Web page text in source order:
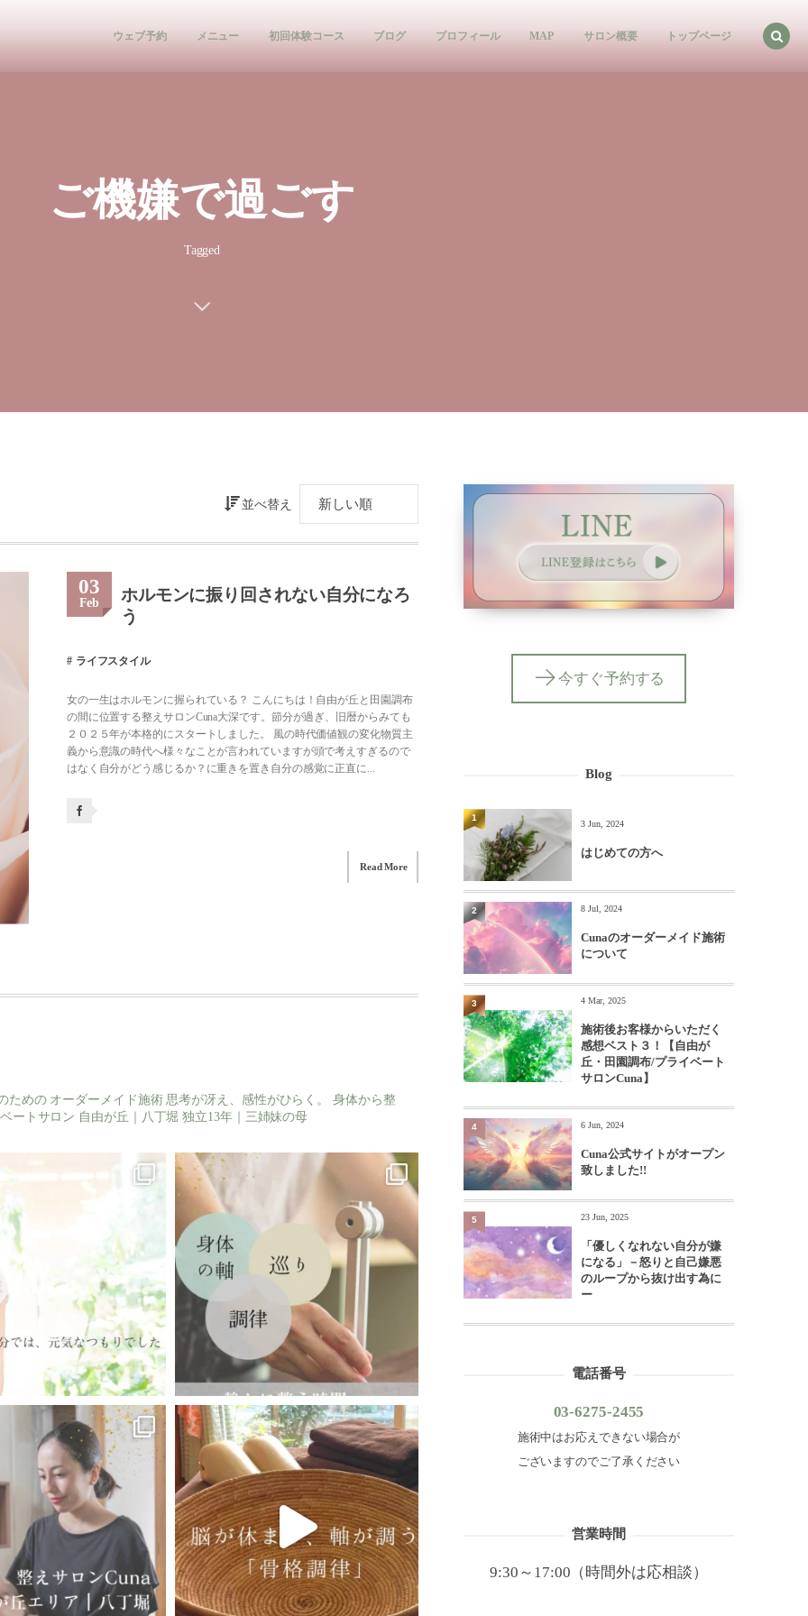
ウェブ予約 メニュー 初回体験コース ブログ プロフィール MAP サロン概要 トップページ
ご機嫌で過ごす
Tagged
並べ替え
03
Feb
ホルモンに振り回されない自分になろ
う
ライフスタイル
女の一生はホルモンに握られている？ こんにちは！自由が丘と田園調布
の間に位置する整えサロンCuna大深です。節分が過ぎ、旧暦からみても
２０２５年が本格的にスタートしました。 風の時代価値観の変化物質主
義から意識の時代へ様々なことが言われていますが頭で考えすぎるので
はなく自分がどう感じるか？に重きを置き自分の感覚に正直に...
Read More
ためのオーダーメイド施術思考が冴え、感性がひらく。
身体から整
ートサロン 自由が丘｜八丁堀 独立13年｜三姉妹の母
今すぐ予約する
Blog
3 Jun, 2024
はじめての方へ
1
8 Jul, 2024
Cunaのオーダーメイド施術
について
2
4 Mar, 2025
施術後お客様からいただく
感想ベスト３！【自由が
丘・田園調布/プライベート
サロンCuna】
3
6 Jun, 2024
Cuna公式サイトがオープン
致しました!!
4
23 Jun, 2025
「優しくなれない自分が嫌
になる」－怒りと自己嫌悪
のループから抜け出す為に
ー
5
電話番号
03-6275-2455
施術中はお応えできない場合が
ございますのでご了承ください
営業時間
9:30～17:00（時間外は応相談）